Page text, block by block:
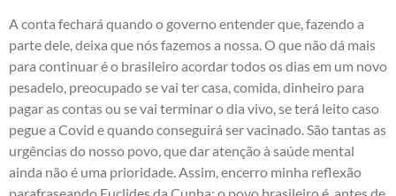
A conta fechará quando o governo entender que, fazendo a
parte dele, deixa que nós fazemos a nossa. O que não dá mais
para continuar é o brasileiro acordar todos os dias em um novo
pesadelo, preocupado se vai ter casa, comida, dinheiro para
pagar as contas ou se vai terminar o dia vivo, se terá leito caso
pegue a Covid e quando conseguirá ser vacinado. São tantas as
urgências do nosso povo, que dar atenção à saúde mental
ainda não é uma prioridade. Assim, encerro minha reflexão